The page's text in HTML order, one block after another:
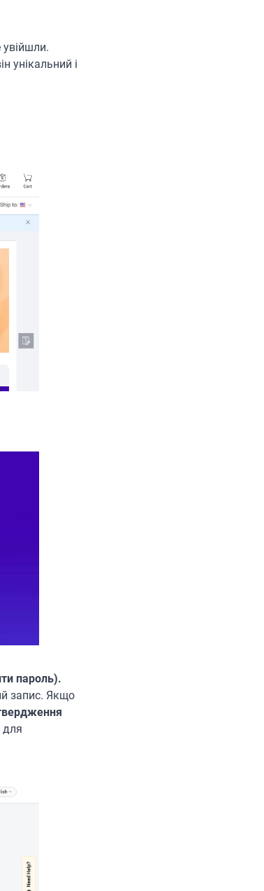
унікальний і
пароль).
запис. Якщо
для